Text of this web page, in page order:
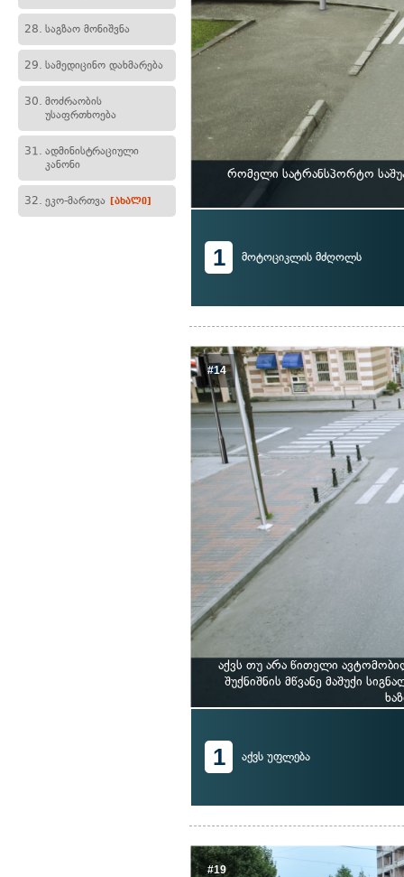
28. საგზაო მონიშვნა
29. სამედიცინო დახმარება
30. მოძრაობის
უსაფრთხოება
31. ადმინისტრაციული
კანონი
32. ეკო-მართვა [ახალი]
რომელი სატრანსპორტო
1 მოტოციკლის მძღოლს
#14
აქვს თუ არა წითელი
შუქნიშნის მწვანე მაშუქი
1 აქვს უფლება
#19